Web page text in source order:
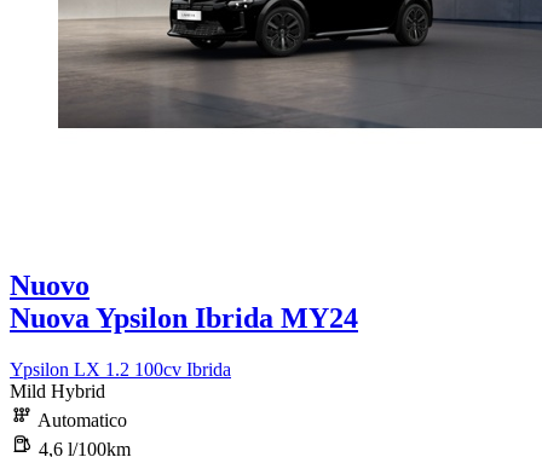
Nuovo
Nuova Ypsilon Ibrida MY24
Ypsilon LX 1.2 100cv Ibrida
Mild Hybrid
Automatico
4,6 l/100km